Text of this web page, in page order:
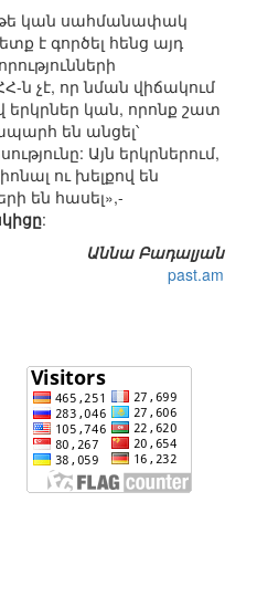
կան սահմանափակ
է գործել հենց այդ
ն չէ, որ նման վիճակում
կան, որոնք շատ
են անցել՝
Այն երկրներում,
ու խելքով են
են հասել»,-
:
Աննա Բադալյան
past.am